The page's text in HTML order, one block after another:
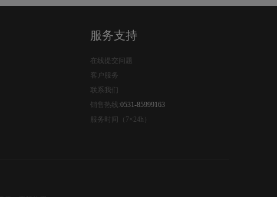
服务支持
在线提交问题
客户服务
联系我们
销售热线:0531-85999163
服务时间（7×24h）